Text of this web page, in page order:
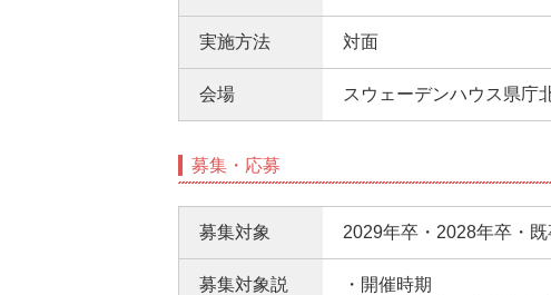
実施方法 対面
会場 スウェーデンハウス県庁
募集・応募
募集対象 2029年卒・2028年卒・既
募集対象説
・開催時期